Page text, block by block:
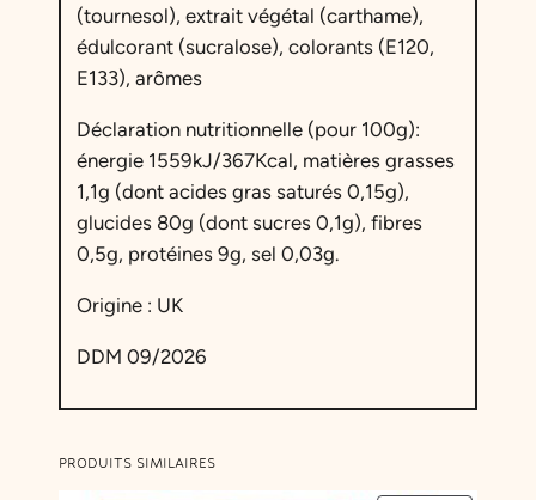
(tournesol), extrait végétal (carthame),
édulcorant (sucralose), colorants (E120,
E133), arômes
Déclaration nutritionnelle (pour 100g):
énergie 1559kJ/367Kcal, matières grasses
1,1g (dont acides gras saturés 0,15g),
glucides 80g (dont sucres 0,1g), fibres
0,5g, protéines 9g, sel 0,03g.
Origine : UK
DDM 09/2026
PRODUITS SIMILAIRES